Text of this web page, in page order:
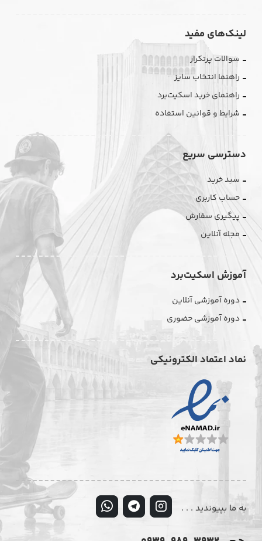
لینک‌های مفید
سوالات پرتکرار
راهنما انتخاب سایز
راهنمای خرید اسکیت‌برد
شرایط و قوانین استفاده
دسترسی سریع
سبد خرید
حساب کاربری
پیگیری سفارش
مجله آنلاین
آموزش اسکیت‌برد
دوره آموزشی آنلاین
دوره آموزشی حضوری
نماد اعتماد الکترونیکی
به ما بپیوندید . . .